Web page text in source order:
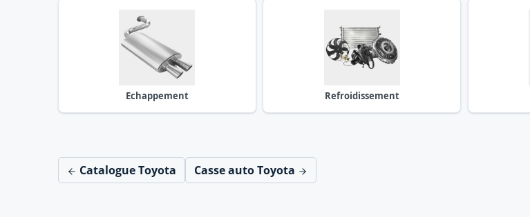
Echappement Refroidissement
Catalogue Toyota Casse auto Toyota